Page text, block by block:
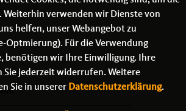
Weiterhin verwenden wir Dienste von
helfen, unser Webangebot zu
Optmierung). Für die Verwendung
benötigen wir Ihre Einwilligung. Ihre
Sie jederzeit widerrufen. Weitere
Sie in unserer Datenschutzerklärung.